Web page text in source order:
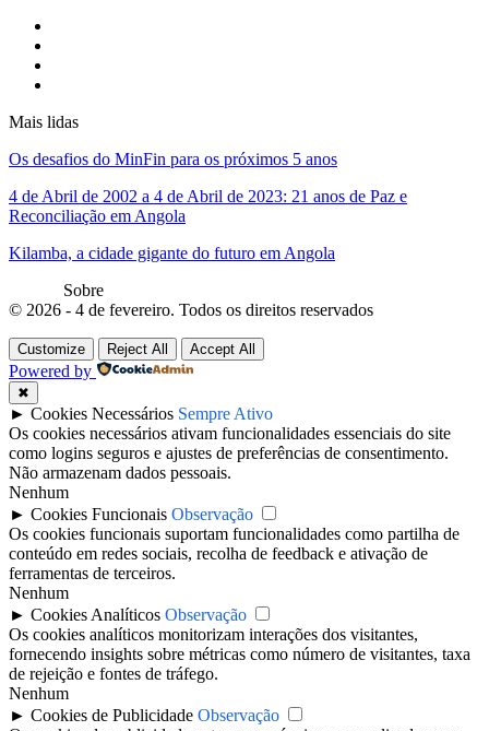
Mais lidas
Os desafios do MinFin para os próximos 5 anos
4 de Abril de 2002 a 4 de Abril de 2023: 21 anos de Paz e
Reconciliação em Angola
Kilamba, a cidade gigante do futuro em Angola
Sobre
© 2026 - 4 de fevereiro. Todos os direitos reservados
Customize Reject All Accept All
Powered by
✖
► Cookies Necessários Sempre Ativo
Os cookies necessários ativam funcionalidades essenciais do site
como logins seguros e ajustes de preferências de consentimento.
Não armazenam dados pessoais.
Nenhum
► Cookies Funcionais Observação
Os cookies funcionais suportam funcionalidades como partilha de
conteúdo em redes sociais, recolha de feedback e ativação de
ferramentas de terceiros.
Nenhum
► Cookies Analíticos Observação
Os cookies analíticos monitorizam interações dos visitantes,
fornecendo insights sobre métricas como número de visitantes, taxa
de rejeição e fontes de tráfego.
Nenhum
► Cookies de Publicidade Observação